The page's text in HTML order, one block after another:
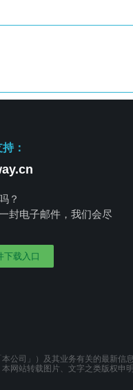
：
？
封电子邮件，我们会尽
下载入口
公司」）及其业务有关的最新
站转载图片、文字之类版权